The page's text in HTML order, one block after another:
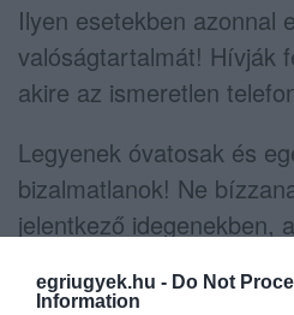
egriugyek.hu - Do Not
Information
Ilyen esetekben azonnal
valóságtartalmát! Hívják
akire az ismeretlen
Legyenek óvatosak és
bizalmatlanok! Ne
jelentkező idegenekben,
személyesen keresik
adjanak nekik pénzt